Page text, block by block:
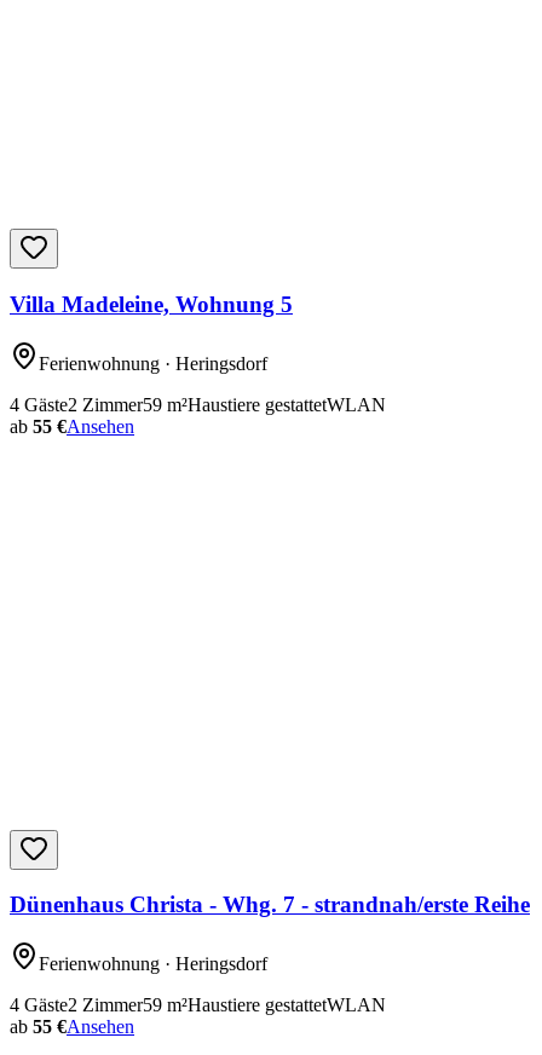
Villa Madeleine, Wohnung 5
Ferienwohnung · Heringsdorf
4 Gäste2 Zimmer59 m²Haustiere gestattetWLAN
ab 55 €Ansehen
Dünenhaus Christa - Whg. 7 - strandnah/erste Reihe
Ferienwohnung · Heringsdorf
4 Gäste2 Zimmer59 m²Haustiere gestattetWLAN
ab 55 €Ansehen